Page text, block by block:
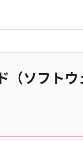
（ソフトウ